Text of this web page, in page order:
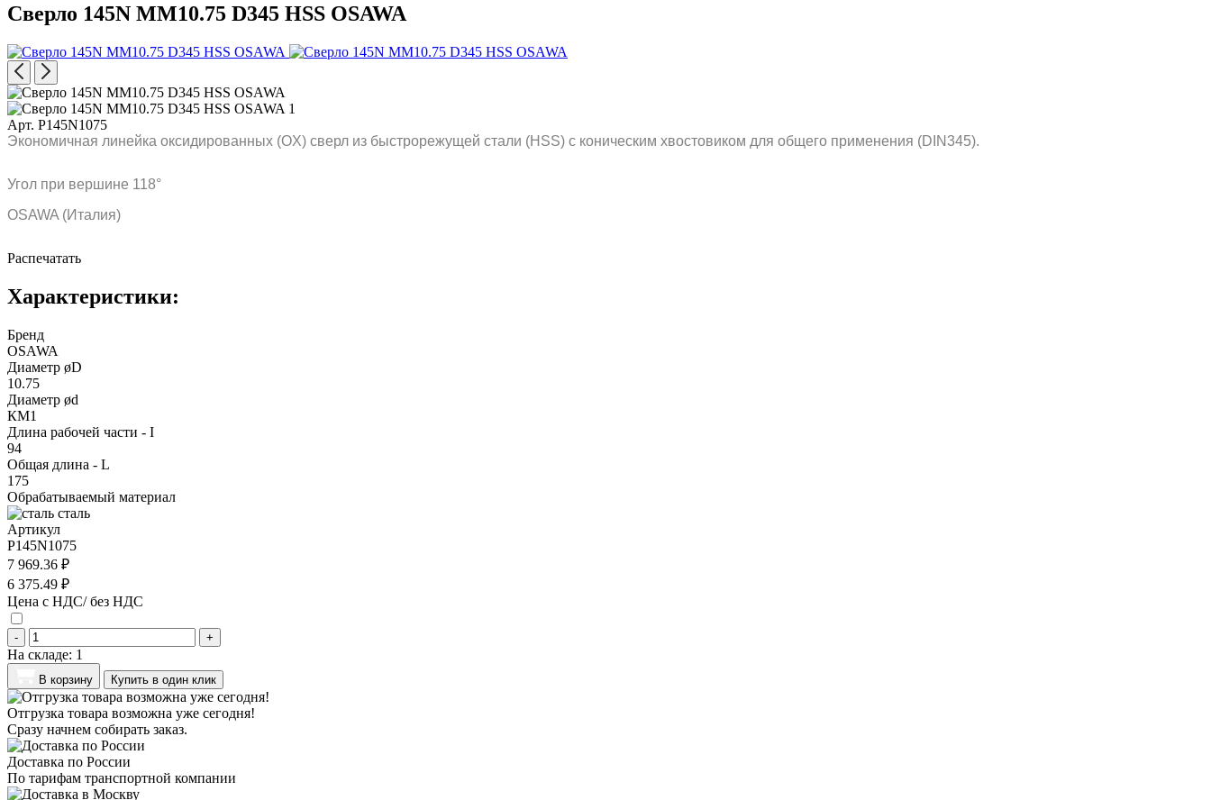
Сверло 145N MM10.75 D345 HSS OSAWA
Арт. P145N1075
Экономичная линейка оксидированных (OX) сверл из быстрорежущей стали (HSS) с коническим хвостовиком для общего применения (DIN345).
Угол при вершине 118°
OSAWA (Италия)
Распечатать
Характеристики:
Бренд
OSAWA
Диаметр øD
10.75
Диаметр ød
КМ1
Длина рабочей части - I
94
Общая длина - L
175
Обрабатываемый материал
сталь
Артикул
P145N1075
7 969.36 ₽
6 375.49 ₽
Цена с НДС/ без НДС
- +
На складе: 1
В корзину Купить в один клик
Отгрузка товара возможна уже сегодня!
Сразу начнем собирать заказ.
Доставка по России
По тарифам транспортной компании